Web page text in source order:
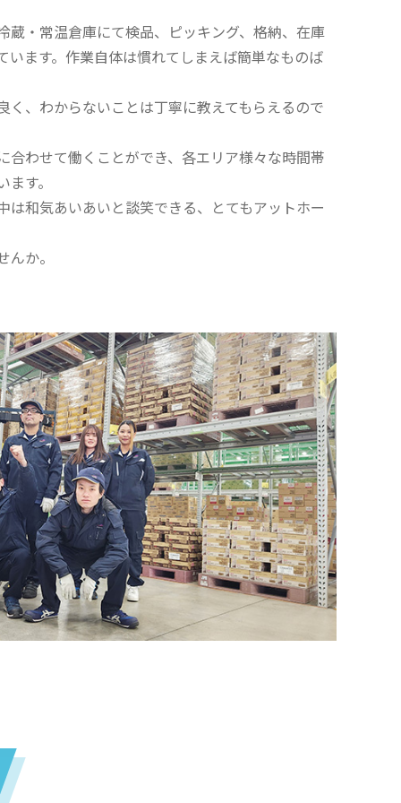
蔵・常温倉庫にて検品、ピッキング、格納、在庫
います。作業自体は慣れてしまえば簡単なものば
く、わからないことは丁寧に教えてもらえるので
合わせて働くことができ、各エリア様々な時間帯
す。
は和気あいあいと談笑できる、とてもアットホー
か。